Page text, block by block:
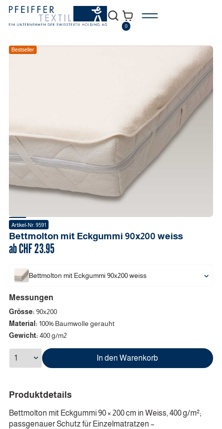
0
Bestseller
Artikel-Nr. 9591
Bettmolton mit Eckgummi 90x200 weiss
ab CHF23.95
Bettmolton mit Eckgummi 90x200 weiss
Messungen
Grösse: 90x200
Material: 100% Baumwolle gerauht
Gewicht: 400 g/m2
In den Warenkorb
Produktdetails
Bettmolton mit Eckgummi 90 × 200 cm in Weiss, 400 g/m²;
passgenauer Schutz für Einzelmatratzen –